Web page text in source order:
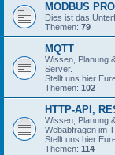
MODBUS
Dies ist das
Themen: 79
MQTT
Wissen, Planung
Server.
Stellt uns hier
Themen: 102
HTTP-API,
Wissen, Planung
Webabfragen im
Stellt uns hier
Themen: 114